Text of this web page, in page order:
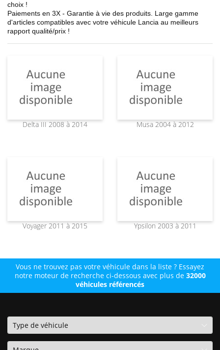
choix !
Paiements en 3X - Garantie à vie des produits. Large gamme
d'articles compatibles avec votre véhicule Lancia au meilleurs
rapport qualité/prix !
Delta III 2008 à 2014 Musa 2004 à 2012
Voyager 2011 à 2015 Ypsilon 2003 à 2011
Vous ne trouvez pas votre véhicule dans la liste ? Essayez
notre moteur de recherche ci-dessous avec plus de 32000
véhicules référencés